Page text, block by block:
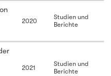
2020
Studien und
Berichte
2021
Studien und
Berichte